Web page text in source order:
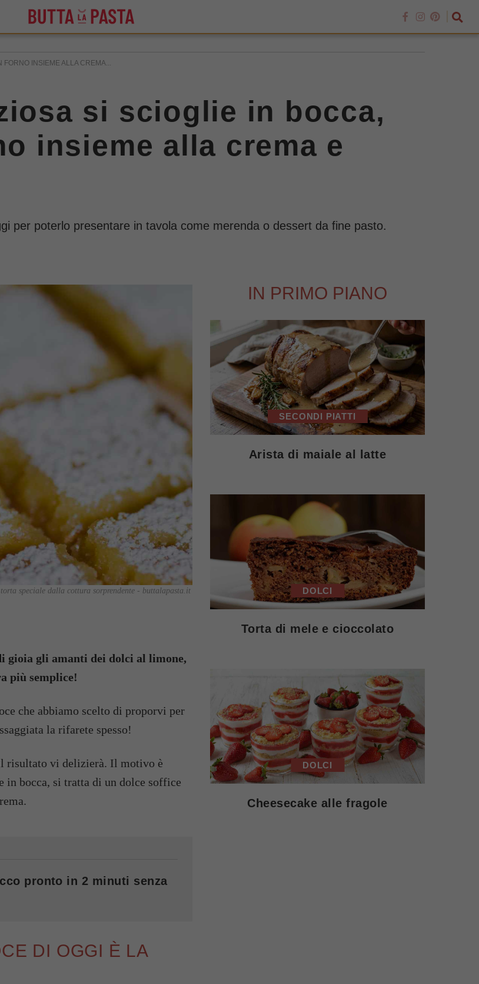
FORNO INSIEME ALLA CREMA...
si scioglie in bocca,
insieme alla crema e
per poterlo presentare in tavola come merenda o dessert da fine pasto.
speciale dalla cottura sorprendente - buttalapasta.it
gioia gli amanti dei dolci al limone,
più semplice!
che abbiamo scelto di proporvi per
la rifarete spesso!
risultato vi delizierà. Il motivo è
in bocca, si tratta di un dolce soffice
pronto in 2 minuti senza
DI OGGI È LA
IN PRIMO PIANO
SECONDI PIATTI
Arista di maiale al latte
DOLCI
Torta di mele e cioccolato
DOLCI
Cheesecake alle fragole